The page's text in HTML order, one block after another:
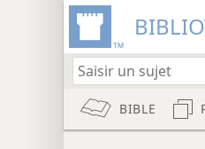
BIBLE